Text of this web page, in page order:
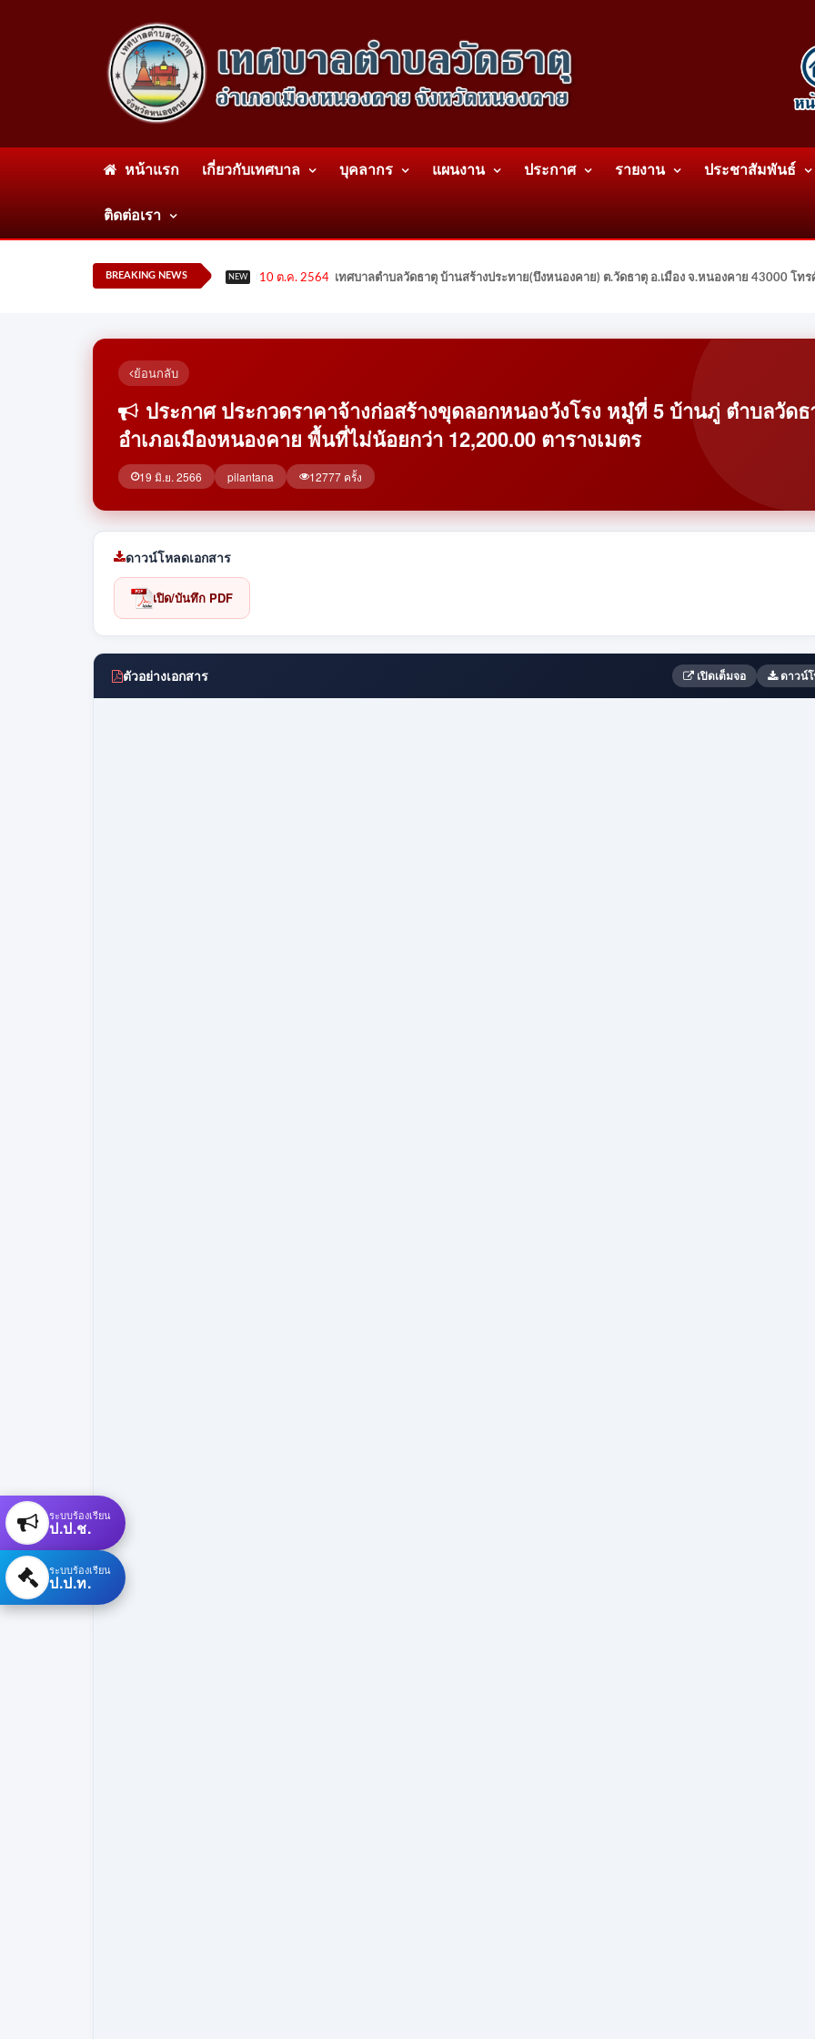
หน้าแรก เกี่ยวกับเทศบาล บุคลากร แผนงาน ประกาศ รายงาน ประชาสัมพันธ์
ติดต่อเรา
BREAKING NEWS NEW 10 ต.ค. 2564 เทศบาลตำบลวัดธาตุ บ้านสร้างประทาย(บึงหนองคาย) ต.วัดธาตุ อ.เมือง จ.หนองคาย 43000 โ
ย้อนกลับ
ประกาศ ประกวดราคาจ้างก่อสร้างขุดลอกหนองวังโรง หมํู่ที่ 5 บ้านภู่ ตำบลวัด
อำเภอเมืองหนองคาย พื้นที่ไม่น้อยกว่า 12,200.00 ตารางเมตร
19 มิ.ย. 2566 pilantana 12777 ครั้ง
ดาวน์โหลดเอกสาร
เปิด/บันทึก PDF
ตัวอย่างเอกสาร เปิดเต็มจอ ดาวน์
ระบบร้องเรียน
ป.ป.ช.
ระบบร้องเรียน
ป.ป.ท.